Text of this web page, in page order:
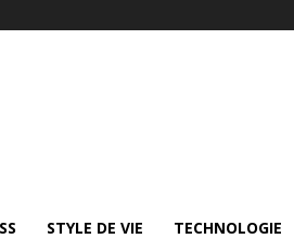
STYLE DE VIE TECHNOLOGIE